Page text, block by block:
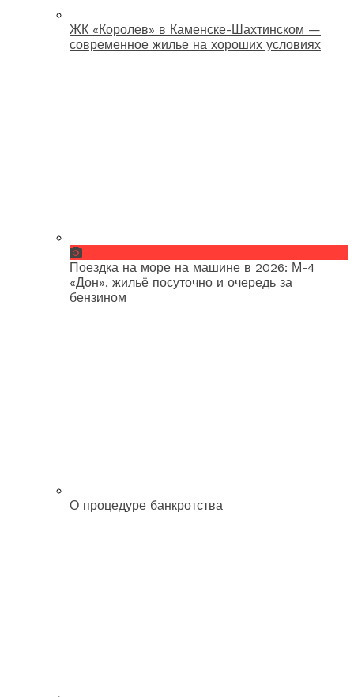
ЖК «Королев» в Каменске-Шахтинском —
современное жилье на хороших условиях
Поездка на море на машине в 2026: М-4
«Дон», жильё посуточно и очередь за
бензином
О процедуре банкротства